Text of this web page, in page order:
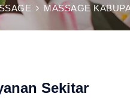
MASSAGE
Sekitar